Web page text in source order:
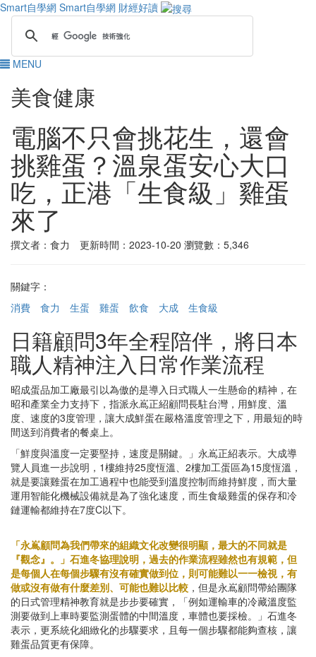
Smart自學網 Smart自學網 財經好讀
MENU
美食健康
電腦不只會挑花生，還會
挑雞蛋？溫泉蛋安心大口
吃，正港「生食級」雞蛋
來了
撰文者：食力 更新時間：2023-10-20 瀏覽數：5,346
關鍵字：
消費
食力 生蛋 雞蛋 飲食 大成 生食級
日籍顧問3年全程陪伴，將日本
職人精神注入日常作業流程
昭成蛋品加工廠最引以為傲的是導入日式職人一生懸命的精神，在
昭和產業全力支持下，指派永嶌正紹顧問長駐台灣，用鮮度、溫
度、速度的3度管理，讓大成鮮蛋在嚴格溫度管理之下，用最短的時
間送到消費者的餐桌上。
「鮮度與溫度一定要堅持，速度是關鍵。」永嶌正紹表示。大成導
覽人員進一步說明，1樓維持25度恆溫、2樓加工蛋區為15度恆溫，
就是要讓雞蛋在加工過程中也能受到溫度控制而維持鮮度，而大量
運用智能化機械設備就是為了強化速度，而生食級雞蛋的保存和冷
鏈運輸都維持在7度C以下。
「永嶌顧問為我們帶來的組織文化改變很明顯，最大的不同就是
『觀念』。」石進冬協理說明，過去的作業流程雖然也有規範，但
是每個人在每個步驟有沒有確實做到位，則可能難以一一檢視，有
做或沒有做有什麼差別、可能也難以比較 ，但是永嶌顧問帶給團隊
的日式管理精神教育就是步步要確實，「例如運輸車的冷藏溫度監
測要做到上車時要監測蛋體的中間溫度，車體也要採檢。」石進冬
表示，更系統化細緻化的步驟要求，且每一個步驟都能夠查核，讓
雞蛋品質更有保障。